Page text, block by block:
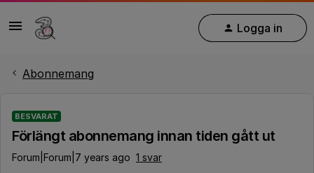
Logga in
Abonnemang
BESVARAT
Förlängt abonnemang innan tiden gått ut
Forum|Forum|7 years ago 1 svar